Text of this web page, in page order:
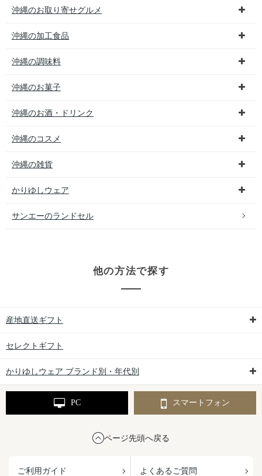
沖縄のお取り寄せグルメ
沖縄の加工食品
沖縄の調味料
沖縄のお菓子
沖縄のお酒・ドリンク
沖縄のコスメ
沖縄の雑貨
かりゆしウェア
サンエーのランドセル
他の方法で探す
産地直送ギフト
セレクトギフト
かりゆしウェア ブランド別・年代別
PC スマートフォン
ページ先頭へ戻る
ご利用ガイド よくあるご質問